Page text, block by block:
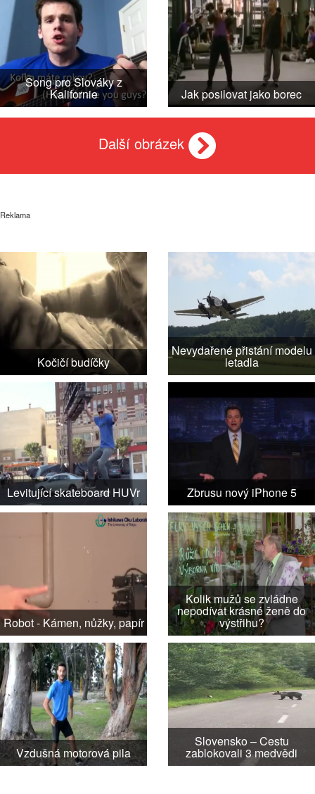
Song pro Slováky z
Kalifornie Jak posilovat jako borec
Další obrázek
Reklama
Kočičí budíčky
Nevydařené přistání modelu
letadla
Levitující skateboard HUVr Zbrusu nový iPhone 5
Robot - Kámen, nůžky, papír
Kolik mužů se zvládne
nepodívat krásné ženě do
výstřihu?
Vzdušná motorová pila
Slovensko – Cestu
zablokovali 3 medvědi